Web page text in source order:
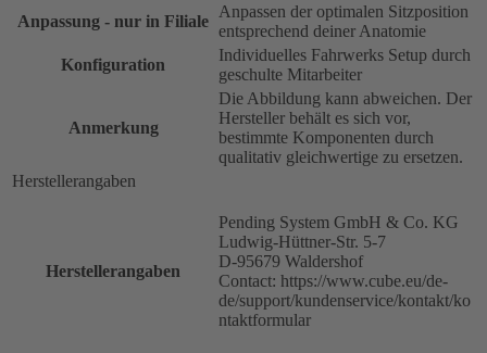
Anpassung - nur in Filiale
Anpassen der optimalen Sitzposition
entsprechend deiner Anatomie
Konfiguration
Individuelles Fahrwerks Setup durch
geschulte Mitarbeiter
Anmerkung
Die Abbildung kann abweichen. Der
Hersteller behält es sich vor,
bestimmte Komponenten durch
qualitativ gleichwertige zu ersetzen.
Herstellerangaben
Herstellerangaben
Pending System GmbH & Co. KG
Ludwig-Hüttner-Str. 5-7
D-95679 Waldershof
Contact: https://www.cube.eu/de-
de/support/kundenservice/kontakt/ko
ntaktformular